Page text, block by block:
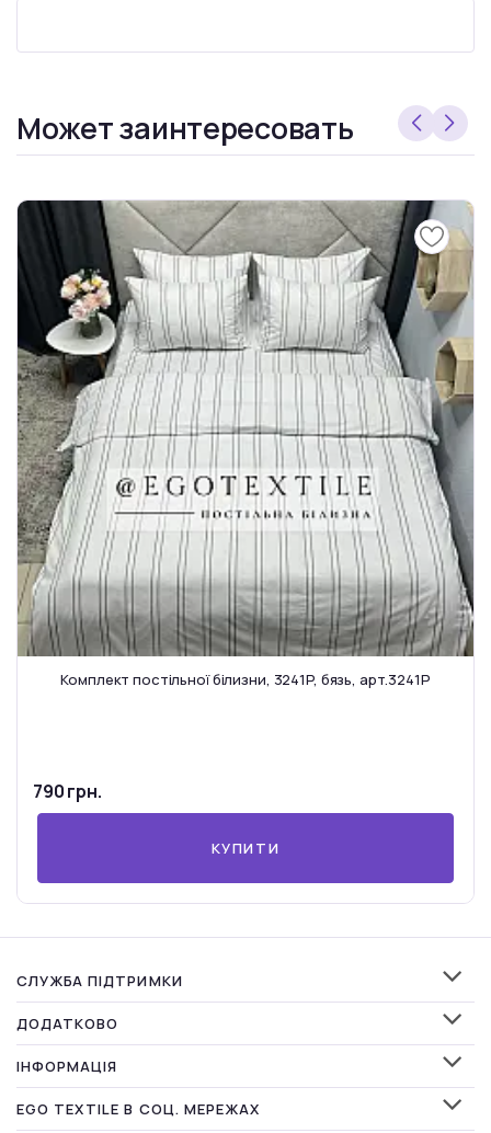
Может заинтересовать
Комплект постільної білизни, 3241P, бязь, арт.3241P
790 грн.
КУПИТИ
СЛУЖБА ПІДТРИМКИ
ДОДАТКОВО
ІНФОРМАЦІЯ
EGO TEXTILE В СОЦ. МЕРЕЖАХ